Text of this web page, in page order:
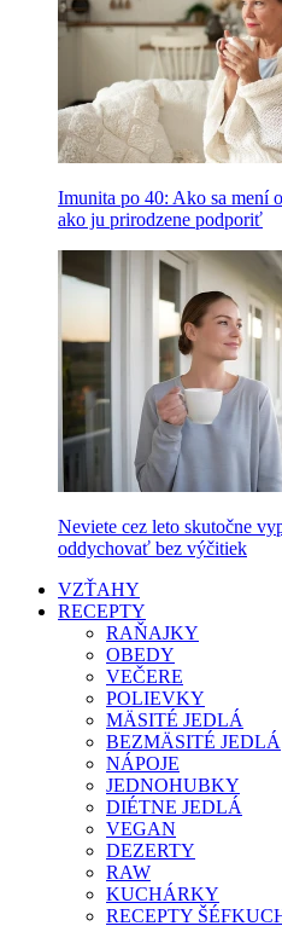
Imunita po 40: Ako sa mení
ako ju prirodzene podporiť
Neviete cez leto skutočne
oddychovať bez výčitiek
VZŤAHY
RECEPTY
RAŇAJKY
OBEDY
VEČERE
POLIEVKY
MÄSITÉ JEDLÁ
BEZMÄSITÉ JEDLÁ
NÁPOJE
JEDNOHUBKY
DIÉTNE JEDLÁ
VEGAN
DEZERTY
RAW
KUCHÁRKY
RECEPTY